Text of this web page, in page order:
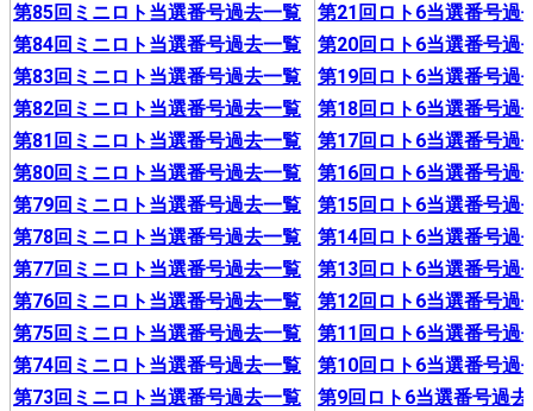
第85回ミニロト当選番号過去一覧
第84回ミニロト当選番号過去一覧
第83回ミニロト当選番号過去一覧
第82回ミニロト当選番号過去一覧
第81回ミニロト当選番号過去一覧
第80回ミニロト当選番号過去一覧
第79回ミニロト当選番号過去一覧
第78回ミニロト当選番号過去一覧
第77回ミニロト当選番号過去一覧
第76回ミニロト当選番号過去一覧
第75回ミニロト当選番号過去一覧
第74回ミニロト当選番号過去一覧
第73回ミニロト当選番号過去一覧
第21回ロト6当選番号過
第20回ロト6当選番号過
第19回ロト6当選番号過
第18回ロト6当選番号過
第17回ロト6当選番号過
第16回ロト6当選番号過
第15回ロト6当選番号過
第14回ロト6当選番号過
第13回ロト6当選番号過
第12回ロト6当選番号過
第11回ロト6当選番号過
第10回ロト6当選番号過
第9回ロト6当選番号過